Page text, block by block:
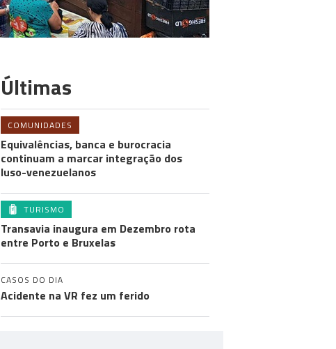
Últimas
COMUNIDADES
Equivalências, banca e burocracia
continuam a marcar integração dos
luso-venezuelanos
TURISMO
Transavia inaugura em Dezembro rota
entre Porto e Bruxelas
CASOS DO DIA
Acidente na VR fez um ferido